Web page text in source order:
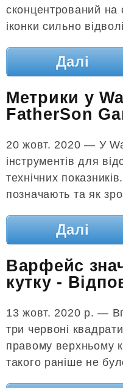
сконцентрований на
іконки сильно
Далі
Метрики у
FatherSon
20 жовт. 2020 — У
інструментів для
технічних
позначають та як
Далі
Варфейс
кутку -
13 жовт. 2020 р. —
три червоні
правому верхньому
такого раніше не